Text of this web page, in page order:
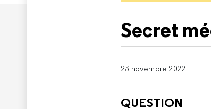
Secret
23 novembre 2022
QUESTION